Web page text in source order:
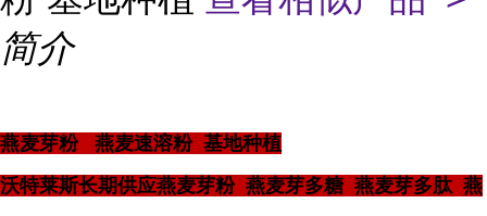
简介
燕麦芽粉 燕麦速溶粉 基地种植
沃特莱斯长期供应燕麦芽粉 燕麦芽多糖 燕麦芽多肽 燕